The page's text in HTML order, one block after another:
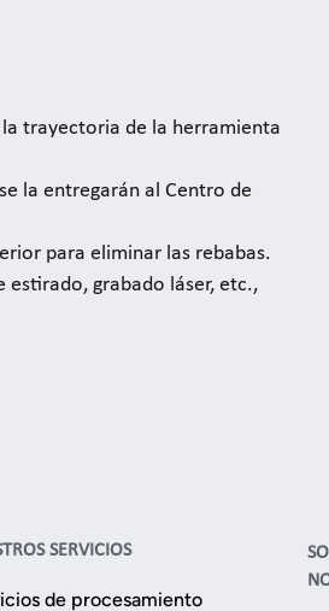
trayectoria de la herramienta
la entregarán al Centro de
para eliminar las rebabas.
grabado láser, etc.,
SERVICIOS
de procesamiento